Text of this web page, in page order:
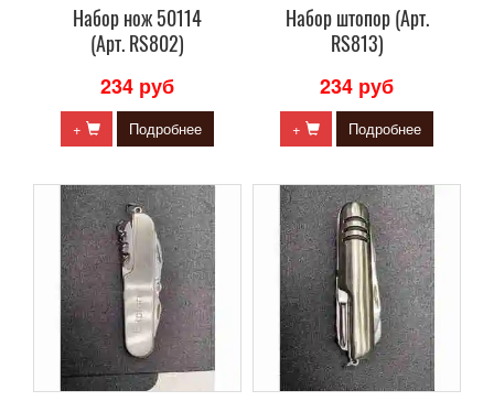
Набор нож 50114
(Арт. RS802)
234 руб
+ Подробнее
Набор штопор (Арт.
RS813)
234 руб
+ Подробнее